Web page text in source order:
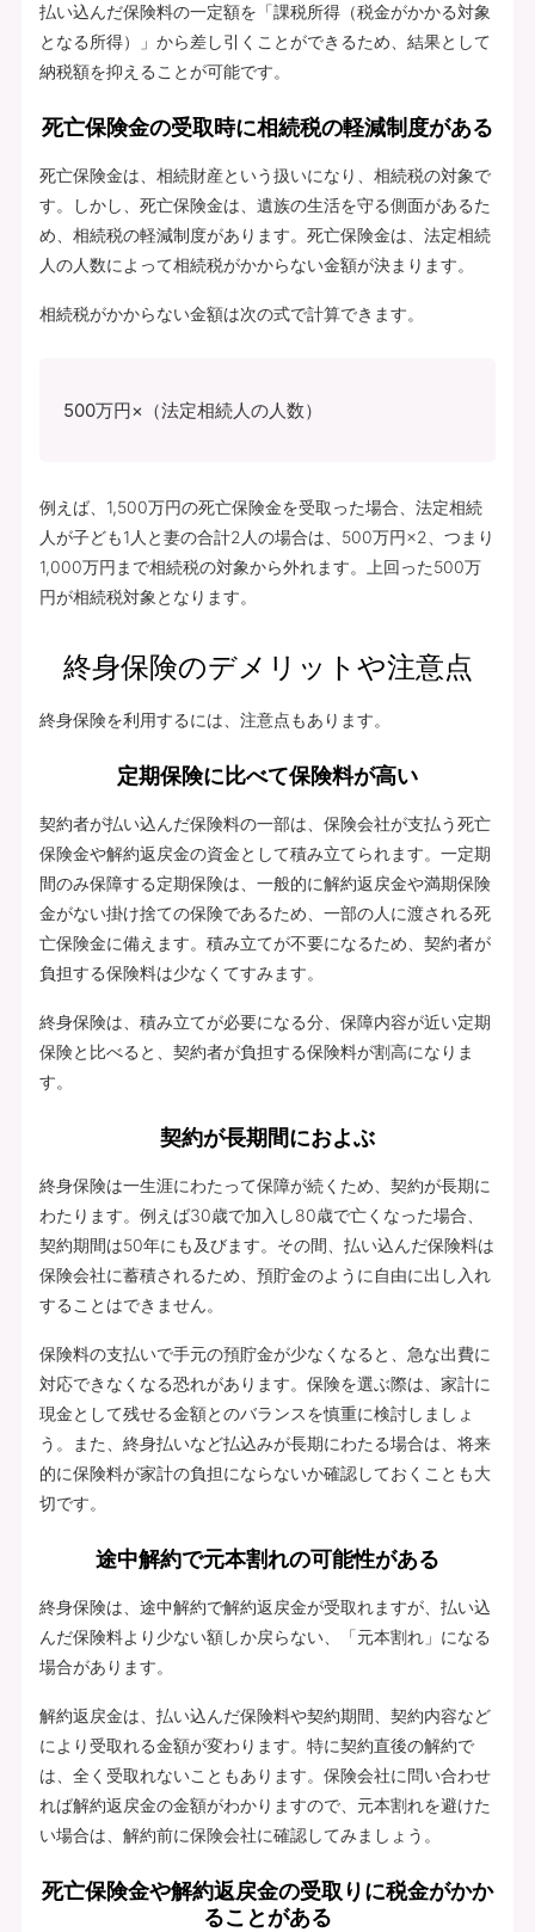
払い込んだ保険料の一定額を「課税所得（税金がかかる対象
となる所得）」から差し引くことができるため、結果として
納税額を抑えることが可能です。
死亡保険金の受取時に相続税の軽減制度がある
死亡保険金は、相続財産という扱いになり、相続税の対象で
す。しかし、死亡保険金は、遺族の生活を守る側面があるた
め、相続税の軽減制度があります。死亡保険金は、法定相続
人の人数によって相続税がかからない金額が決まります。
相続税がかからない金額は次の式で計算できます。
500万円×（法定相続人の人数）
例えば、1,500万円の死亡保険金を受取った場合、法定相続
人が子ども1人と妻の合計2人の場合は、500万円×2、つまり
1,000万円まで相続税の対象から外れます。上回った500万
円が相続税対象となります。
終身保険のデメリットや注意点
終身保険を利用するには、注意点もあります。
定期保険に比べて保険料が高い
契約者が払い込んだ保険料の一部は、保険会社が支払う死亡
保険金や解約返戻金の資金として積み立てられます。一定期
間のみ保障する定期保険は、一般的に解約返戻金や満期保険
金がない掛け捨ての保険であるため、一部の人に渡される死
亡保険金に備えます。積み立てが不要になるため、契約者が
負担する保険料は少なくてすみます。
終身保険は、積み立てが必要になる分、保障内容が近い定期
保険と比べると、契約者が負担する保険料が割高になりま
す。
契約が長期間におよぶ
終身保険は一生涯にわたって保障が続くため、契約が長期に
わたります。例えば30歳で加入し80歳で亡くなった場合、
契約期間は50年にも及びます。その間、払い込んだ保険料は
保険会社に蓄積されるため、預貯金のように自由に出し入れ
することはできません。
保険料の支払いで手元の預貯金が少なくなると、急な出費に
対応できなくなる恐れがあります。保険を選ぶ際は、家計に
現金として残せる金額とのバランスを慎重に検討しましょ
う。また、終身払いなど払込みが長期にわたる場合は、将来
的に保険料が家計の負担にならないか確認しておくことも大
切です。
途中解約で元本割れの可能性がある
終身保険は、途中解約で解約返戻金が受取れますが、払い込
んだ保険料より少ない額しか戻らない、「元本割れ」になる
場合があります。
解約返戻金は、払い込んだ保険料や契約期間、契約内容など
により受取れる金額が変わります。特に契約直後の解約で
は、全く受取れないこともあります。保険会社に問い合わせ
れば解約返戻金の金額がわかりますので、元本割れを避けた
い場合は、解約前に保険会社に確認してみましょう。
死亡保険金や解約返戻金の受取りに税金がかか
ることがある